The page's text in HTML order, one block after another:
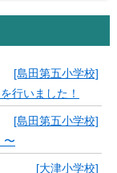
[島田第五小学校]
行いました！
[島田第五小学校]
〜
[大津小学校]